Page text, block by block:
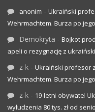
anonim - Ukraiński
Wehrmachtem. Burza po
Demokryta - Bojkot
apeli o rezygnację z
z-k - Ukraiński profesor
Wehrmachtem. Burza po
z-k - 19-letni obywatel
wyłudzenia 80 tys. zł od